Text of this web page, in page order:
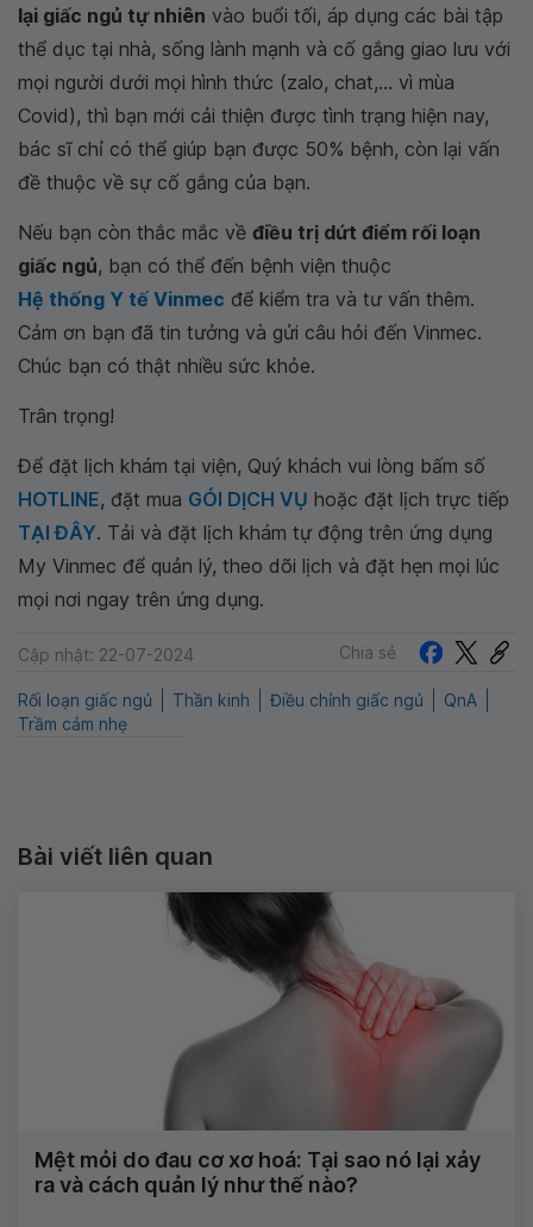
lại giấc ngủ tự nhiên vào buổi tối, áp dụng các bài tập
thể dục tại nhà, sống lành mạnh và cố gắng giao lưu với
mọi người dưới mọi hình thức (zalo, chat,... vì mùa
Covid), thì bạn mới cải thiện được tình trạng hiện nay,
bác sĩ chỉ có thể giúp bạn được 50% bệnh, còn lại vấn
đề thuộc về sự cố gắng của bạn.
Nếu bạn còn thắc mắc về điều trị dứt điểm rối loạn
giấc ngủ, bạn có thể đến bệnh viện thuộc
Hệ thống Y tế Vinmec để kiểm tra và tư vấn thêm.
Cảm ơn bạn đã tin tưởng và gửi câu hỏi đến Vinmec.
Chúc bạn có thật nhiều sức khỏe.
Trân trọng!
Để đặt lịch khám tại viện, Quý khách vui lòng bấm số
HOTLINE, đặt mua GÓI DỊCH VỤ hoặc đặt lịch trực tiếp
TẠI ĐÂY. Tải và đặt lịch khám tự động trên ứng dụng
My Vinmec để quản lý, theo dõi lịch và đặt hẹn mọi lúc
mọi nơi ngay trên ứng dụng.
Cập nhật: 22-07-2024 Chia sẻ
Rối loạn giấc ngủ Thần kinh Điều chỉnh giấc ngủ
QnA
Trầm cảm nhẹ
Bài viết liên quan
Mệt mỏi do đau cơ xơ hoá: Tại sao nó lại xảy
ra và cách quản lý như thế nào?